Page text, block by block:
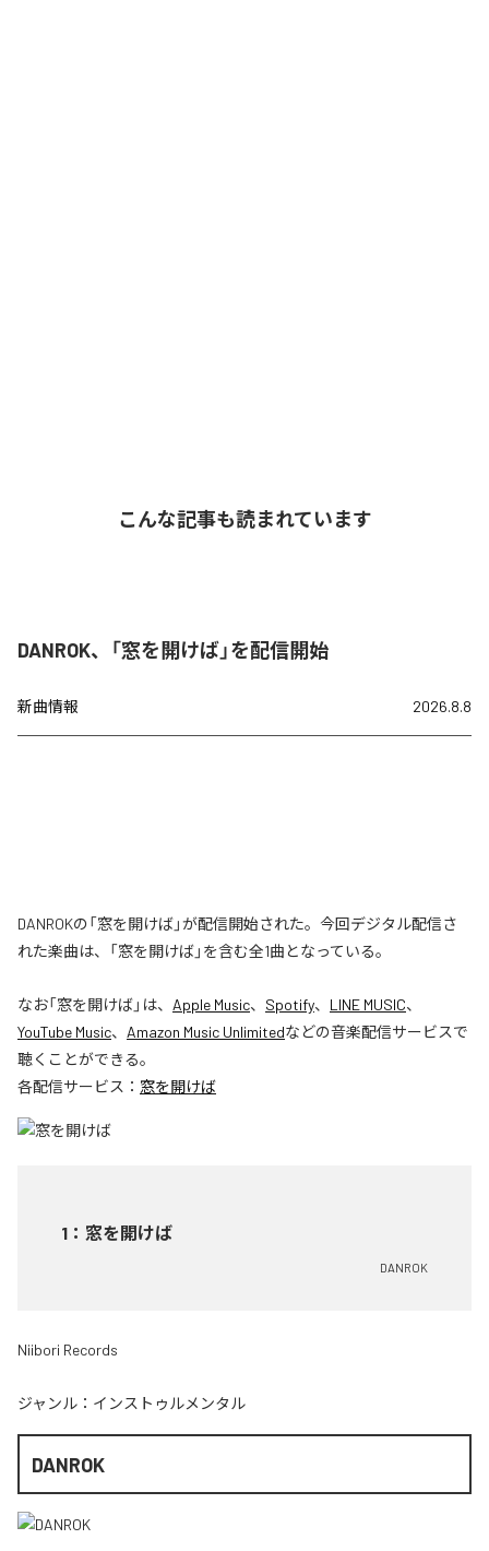
こんな記事も読まれています
DANROK、「窓を開けば」を配信開始
新曲情報 2026.8.8
DANROKの「窓を開けば」が配信開始された。今回デジタル配信さ
れた楽曲は、「窓を開けば」を含む全1曲となっている。
なお「窓を開けば」は、 Apple Music、 Spotify、 LINE MUSIC、
YouTube Music、 Amazon Music Unlimitedなどの音楽配信サービスで
聴くことができる。
各配信サービス： 窓を開けば
1 ： 窓を開けば
DANROK
Niibori Records
ジャンル： インストゥルメンタル
DANROK